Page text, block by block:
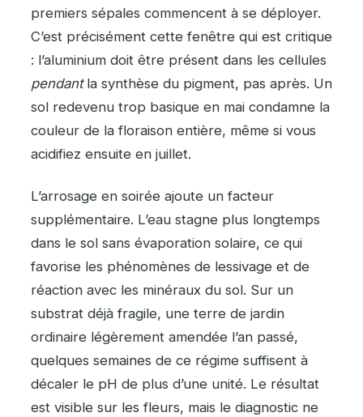
premiers sépales commencent à se déployer.
C’est précisément cette fenêtre qui est critique
: l’aluminium doit être présent dans les cellules
pendantla synthèse du pigment, pas après. Un
sol redevenu trop basique en mai condamne la
couleur de la floraison entière, même si vous
acidifiez ensuite en juillet.
L’arrosage en soirée ajoute un facteur
supplémentaire. L’eau stagne plus longtemps
dans le sol sans évaporation solaire, ce qui
favorise les phénomènes de lessivage et de
réaction avec les minéraux du sol. Sur un
substrat déjà fragile, une terre de jardin
ordinaire légèrement amendée l’an passé,
quelques semaines de ce régime suffisent à
décaler le pH de plus d’une unité. Le résultat
est visible sur les fleurs, mais le diagnostic ne